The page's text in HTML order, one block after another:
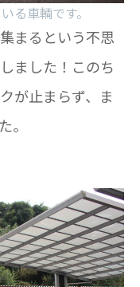
る車輌です。
まるという不思
ました！このち
が止まらず、ま
。